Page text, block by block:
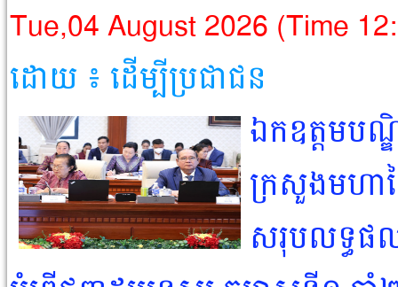
Tue,04 August 2026 (Time
ដោយ ៖ ដើម្បីប្រជាជន​
ឯកឧត្តមបណ្
ក្រសួងមហា
សរុបលទ្ធផល